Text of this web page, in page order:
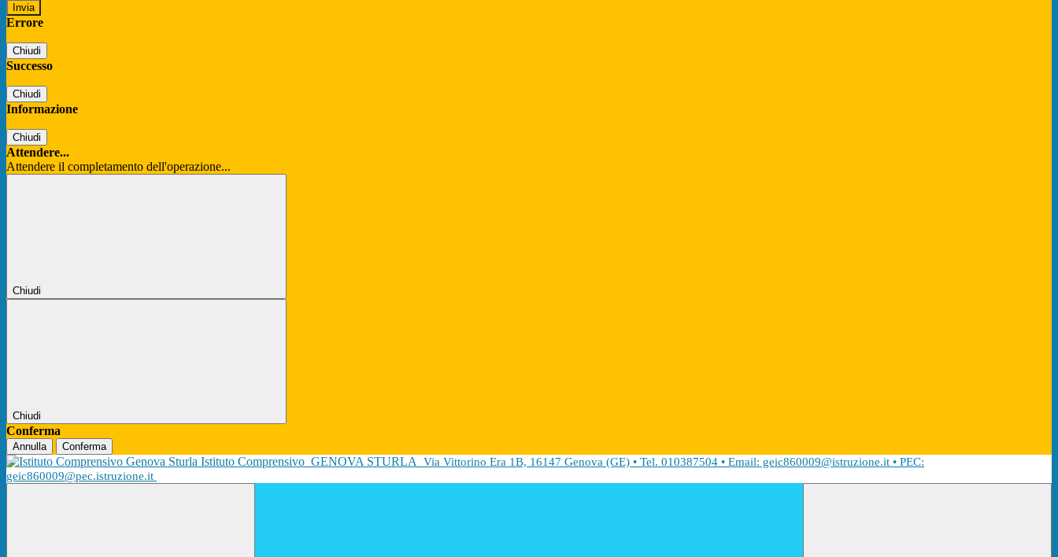
Errore
Chiudi
Successo
Chiudi
Informazione
Chiudi
Attendere...
Attendere il completamento dell'operazione...
Chiudi
Chiudi
Conferma
Annulla Conferma
Istituto Comprensivo GENOVA STURLA
Via Vittorino Era 1B, 16147 Genova (GE) • Tel. 010387504 • Email: geic860009@istruzione.it • PEC:
geic860009@pec.istruzione.it